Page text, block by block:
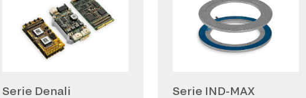
Serie Denali Serie IND-MAX